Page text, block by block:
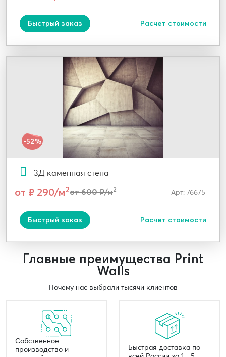
Быстрый заказ Расчет стоимости
-52%
3Д каменная стена
от ₽ 290/м2от 600 ₽/м2 Арт: 76675
Быстрый заказ Расчет стоимости
Главные преимущества Print
Walls
Почему нас выбрали тысячи клиентов
Собственное
производство и
Быстрая доставка по